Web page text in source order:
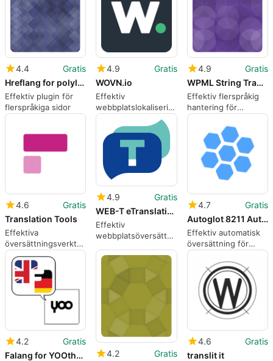
4.4
Gratis
Hreflang for polylang
Effektiv plugin för
flerspråkiga sidor
4.9
Gratis
WOVN.io
Effektiv
webbplatslokalisering
med WOVN.io
4.9
Gratis
WPML String Translation Importer
Effektiv flerspråkig
hantering för
WordPress
4.6
Gratis
Translation Tools
Effektiva
översättningsverktyg
för WordPress
4.9
Gratis
WEB-T eTranslation Multilingual
Effektiv
webbplatsöversättning
eTranslation
4.7
Gratis
Autoglot 8211 Automatic WordPress Translation
Effektiv automatisk
översättning för
WordPress
4.2
Gratis
Falang for YOOtheme Lite
4.2
Gratis
4.6
Gratis
translit it